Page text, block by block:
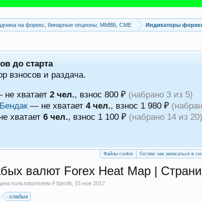
на форекс, бинарные опционы, ММВБ, CME Индикаторы
до старта
взносов и раздача.
хватает2 чел., взнос 800 ₽ (набрано 3 из 5)
— не хватает4 чел., взнос 1 980 ₽
хватает6 чел., взнос 1 100 ₽ (набрано 14 из 20)
Файлы cookie Гостям: как записаться в
валют Forex Heat Map |
пользователем FXprofit 15 ноя 2017
слабых